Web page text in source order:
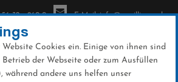
56 32 - 960-0 E-Mail: info@sc-willingen.de
Cookies ein. Einige von ihnen sind
Betrieb der Webseite oder zum Ausfüllen
andere uns helfen unser